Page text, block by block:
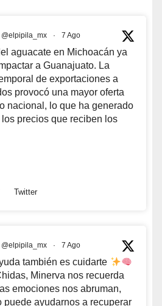
@elpipila_mx · 7 Ago
aguacate en Michoacán ya
a Guanajuato. La
de exportaciones a
provocó una mayor oferta
nacional, lo que ha generado
precios que reciben los
Twitter
@elpipila_mx · 7 Ago
también es cuidarte
Minerva nos recuerda
emociones nos abruman,
puede ayudarnos a recuperar